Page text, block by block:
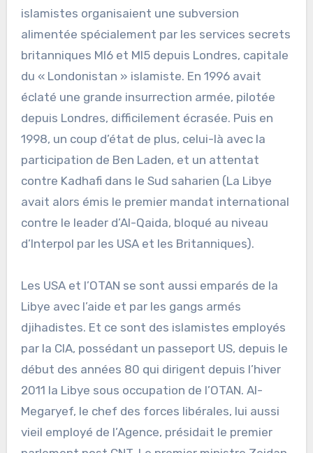
islamistes organisaient une subversion
alimentée spécialement par les services secrets
britanniques MI6 et MI5 depuis Londres, capitale
du « Londonistan » islamiste. En 1996 avait
éclaté une grande insurrection armée, pilotée
depuis Londres, difficilement écrasée. Puis en
1998, un coup d’état de plus, celui-là avec la
participation de Ben Laden, et un attentat
contre Kadhafi dans le Sud saharien (La Libye
avait alors émis le premier mandat international
contre le leader d’Al-Qaida, bloqué au niveau
d’Interpol par les USA et les Britanniques).
Les USA et l’OTAN se sont aussi emparés de la
Libye avec l’aide et par les gangs armés
djihadistes. Et ce sont des islamistes employés
par la CIA, possédant un passeport US, depuis le
début des années 80 qui dirigent depuis l’hiver
2011 la Libye sous occupation de l’OTAN. Al-
Megaryef, le chef des forces libérales, lui aussi
vieil employé de l’Agence, présidait le premier